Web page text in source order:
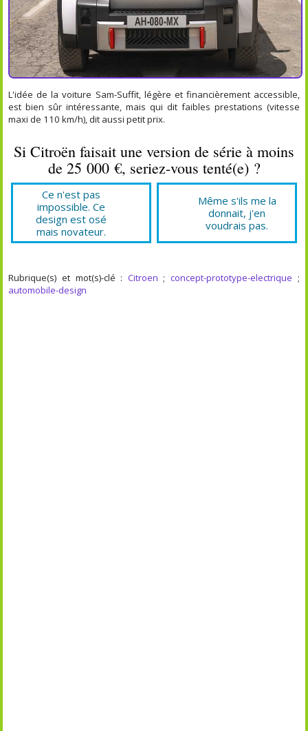
L'idée de la voiture Sam-Suffit, légère et financièrement accessible,
est bien sûr intéressante, mais qui dit faibles prestations (vitesse
maxi de 110 km/h), dit aussi petit prix.
Si Citroën faisait une version de série à moins
de 25 000 €, seriez-vous tenté(e) ?
Ce n'est pas
impossible. Ce
design est osé
mais novateur.
Même s'ils me la
donnait, j'en
voudrais pas.
Rubrique(s) et mot(s)-clé : Citroen ; concept-prototype-electrique ;
automobile-design